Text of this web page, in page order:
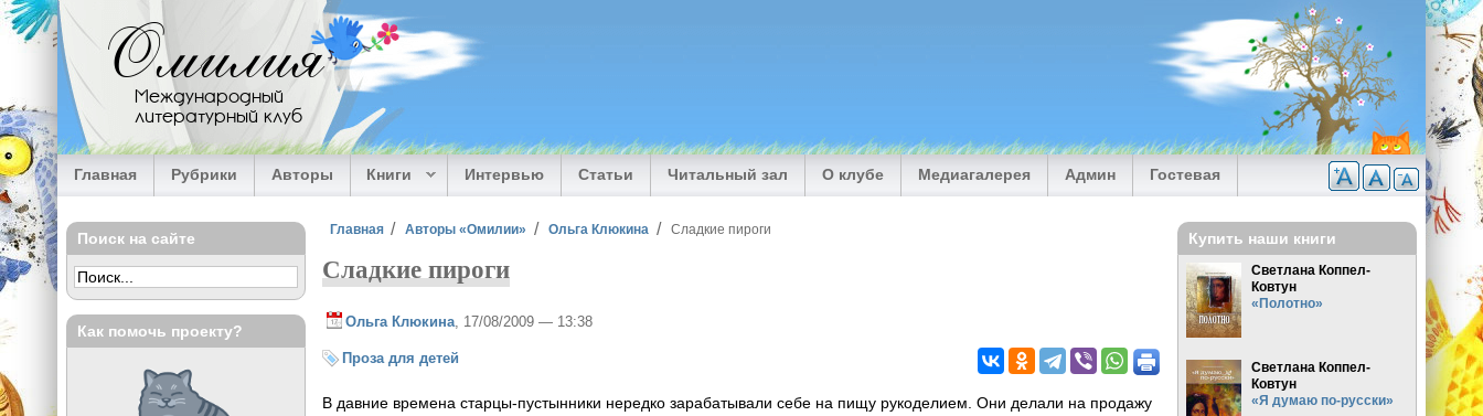
Перейти к основному содержанию
Омилия
Международный
литературный клуб
Главная Рубрики Авторы Книги Интервью Статьи Читальный зал О клубе Медиагалерея Админ Гостевая
Вы здесь
Главная Авторы «Омилии» Ольга Клюкина Сладкие пироги
Сладкие пироги
Ольга Клюкина , 17/08/2009 — 13:38
Проза для детей
В давние времена старцы-пустынники нередко зарабатывали себе на пищу рукоделием. Они делали на продажу
Поиск на сайте
Как помочь проекту?
Купить наши книги
Светлана Коппел-
Ковтун
«Полотно»
Светлана Коппел-
Ковтун
«Я думаю по-русски»